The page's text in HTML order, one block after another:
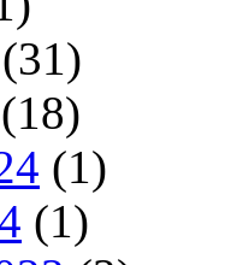
(31)
(18)
(1)
(1)